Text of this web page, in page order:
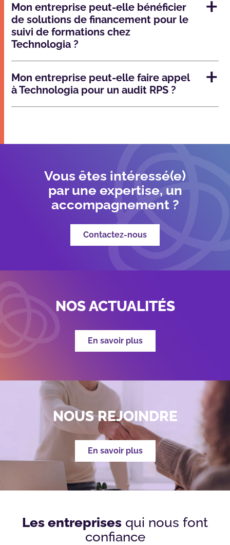
Mon entreprise peut-elle bénéficier
de solutions de financement pour le
suivi de formations chez
Technologia ?
Mon entreprise peut-elle faire appel
à Technologia pour un audit RPS ?
Vous êtes intéressé(e)
par une expertise, un
accompagnement ?
Contactez-nous
NOS ACTUALITÉS
En savoir plus
NOUS REJOINDRE
En savoir plus
Les entreprises qui nous font
confiance